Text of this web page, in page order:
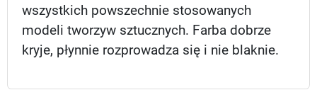
wszystkich powszechnie stosowanych
modeli tworzyw sztucznych. Farba dobrze
kryje, płynnie rozprowadza się i nie blaknie.